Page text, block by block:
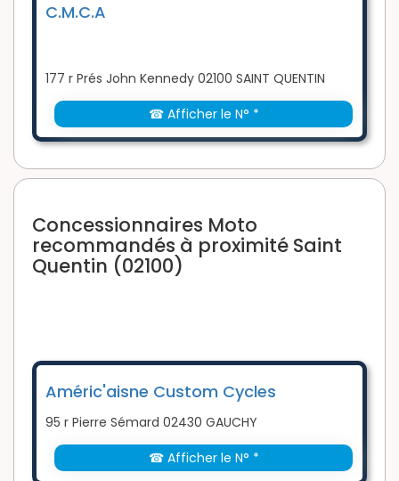
C.M.C.A
177 r Prés John Kennedy 02100 SAINT QUENTIN
☎ Afficher le N° *
Concessionnaires Moto
recommandés à proximité Saint
Quentin (02100)
Améric'aisne Custom Cycles
95 r Pierre Sémard 02430 GAUCHY
☎ Afficher le N° *